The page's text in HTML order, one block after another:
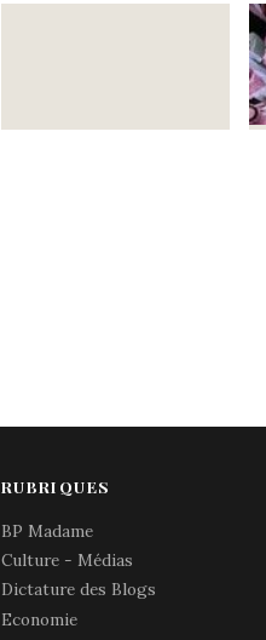
RUBRIQUES
BP Madame
Culture - Médias
Dictature des Blogs
Economie